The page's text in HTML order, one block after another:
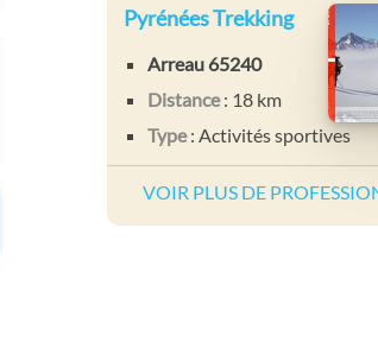
Pyrénées Trekking
Arreau 65240
Distance: 18 km
Type: Activités sportives
VOIR PLUS DE